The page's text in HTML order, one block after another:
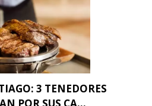
3 TENEDORES